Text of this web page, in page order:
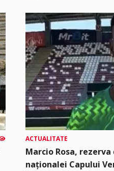
ACTUALITATE
Marcio Rosa,
naționalei Capului